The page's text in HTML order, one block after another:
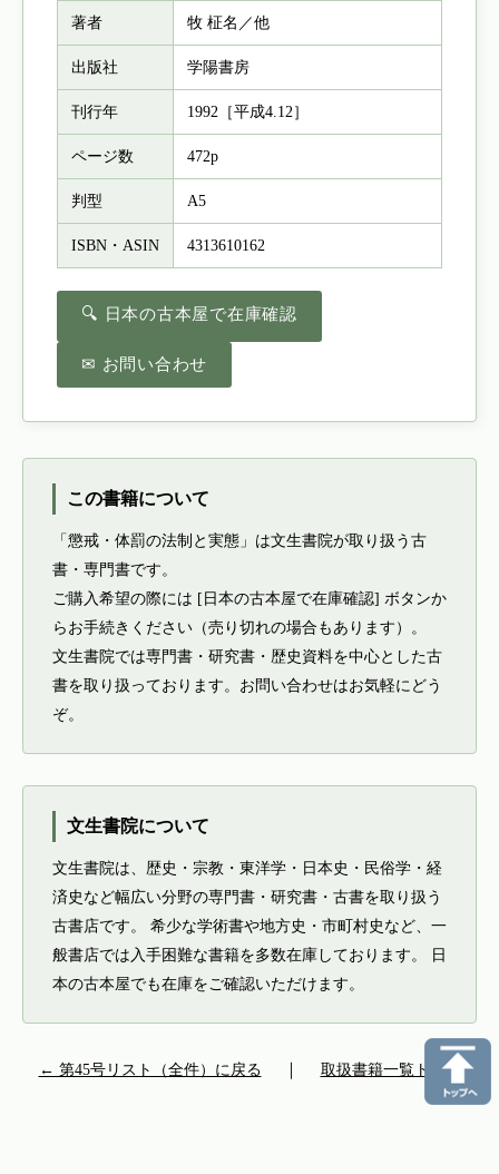
著者 牧 柾名／他
出版社 学陽書房
刊行年 1992［平成4.12］
ページ数 472p
判型 A5
ISBN・ASIN 4313610162
🔍 日本の古本屋で在庫確認
✉ お問い合わせ
この書籍について
「懲戒・体罰の法制と実態」は文生書院が取り扱う古
書・専門書です。
ご購入希望の際には [日本の古本屋で在庫確認] ボタンか
らお手続きください（売り切れの場合もあります）。
文生書院では専門書・研究書・歴史資料を中心とした古
書を取り扱っております。お問い合わせはお気軽にどう
ぞ。
文生書院について
文生書院は、歴史・宗教・東洋学・日本史・民俗学・経
済史など幅広い分野の専門書・研究書・古書を取り扱う
古書店です。 希少な学術書や地方史・市町村史など、一
般書店では入手困難な書籍を多数在庫しております。 日
本の古本屋でも在庫をご確認いただけます。
← 第45号リスト（全件）に戻る 取扱書籍一覧トップ